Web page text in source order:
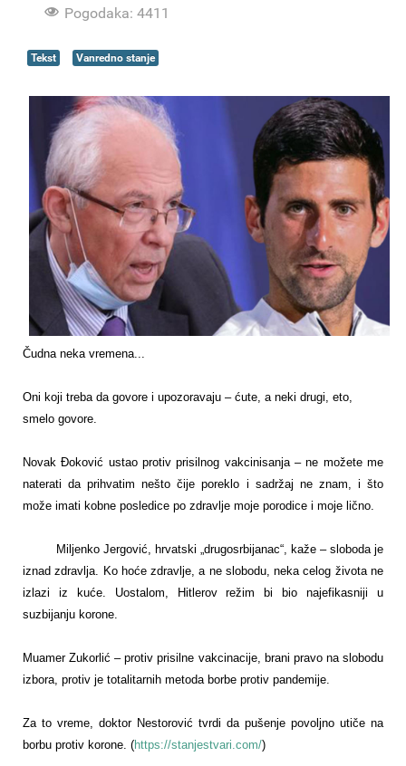
Pogodaka: 4411
Tekst Vanredno stanje
Čudna neka vremena...
Oni koji treba da govore i upozoravaju – ćute, a neki drugi, eto,
smelo govore.
Novak Đoković ustao protiv prisilnog vakcinisanja – ne možete me
naterati da prihvatim nešto čije poreklo i sadržaj ne znam, i što
može imati kobne posledice po zdravlje moje porodice i moje lično.
Miljenko Jergović, hrvatski „drugosrbijanac“, kaže – sloboda je
iznad zdravlja. Ko hoće zdravlje, a ne slobodu, neka celog života ne
izlazi iz kuće. Uostalom, Hitlerov režim bi bio najefikasniji u
suzbijanju korone.
Muamer Zukorlić – protiv prisilne vakcinacije, brani pravo na slobodu
izbora, protiv je totalitarnih metoda borbe protiv pandemije.
Za to vreme, doktor Nestorović tvrdi da pušenje povoljno utiče na
borbu protiv korone. (https://stanjestvari.com/)